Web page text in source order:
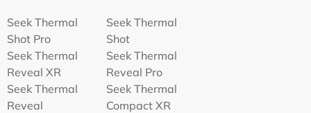
Seek Thermal
Shot Pro
Seek Thermal
Shot
Seek Thermal
Reveal XR
Seek Thermal
Reveal Pro
Seek Thermal
Reveal
Seek Thermal
Compact XR